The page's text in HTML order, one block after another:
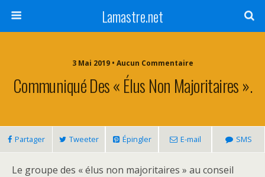
Lamastre.net
3 Mai 2019 • Aucun Commentaire
Communiqué Des « Élus Non Majoritaires ».
Partager Tweeter Épingler E-mail SMS
Le groupe des « élus non majoritaires » au conseil